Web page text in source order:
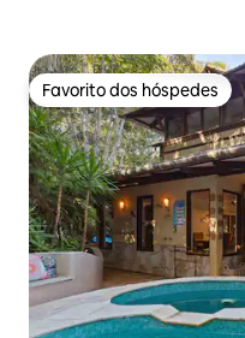
Favorito dos hóspedes
Favorito dos hóspedes